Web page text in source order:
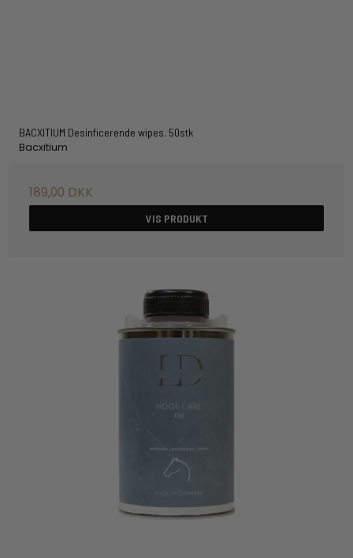
BACXITIUM Desinficerende wipes. 50stk
Bacxitium
189,00 DKK
VIS PRODUKT